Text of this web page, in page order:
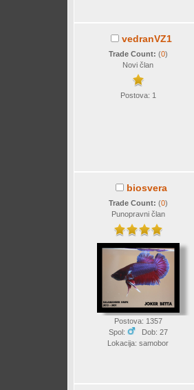
vedranVZ1
Trade Count: (0)
Novi član
Postova: 1
biosvera
Trade Count: (0)
Punopravni član
Postova: 1357
Spol:
Dob: 27
Lokacija: samobor